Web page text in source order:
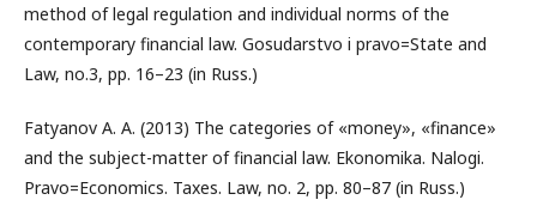
method of legal regulation and individual norms of the
contemporary financial law. Gosudarstvo i pravo=State and
Law, no.3, pp. 16–23 (in Russ.)
Fatyanov A. A. (2013) The categories of «money», «finance»
and the subject-matter of financial law. Ekonomika. Nalogi.
Pravo=Economics. Taxes. Law, no. 2, pp. 80–87 (in Russ.)